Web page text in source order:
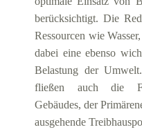
berücksichtigt. Die
Ressourcen wie
dabei eine ebenso
Belastung der
fließen auch die
Gebäudes, der
ausgehende